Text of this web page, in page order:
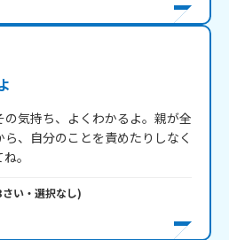
気持ち、よくわかるよ。親が全
、自分のことを責めたりしなく
。
さい・ 選択なし)